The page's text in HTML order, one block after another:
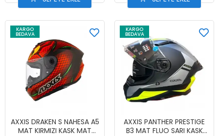
KARGO
BEDAVA
AXXIS DRAKEN S NAHESA A5
MAT KIRMIZI KASK MAT
KARGO
BEDAVA
AXXIS PANTHER PRESTIGE
B3 MAT FLUO SARI KASK